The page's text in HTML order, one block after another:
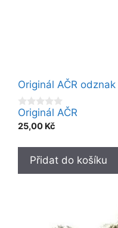
Originál AČR
0
o
u
o
Originál AČR
25,00 Kč
Přidat do košíku